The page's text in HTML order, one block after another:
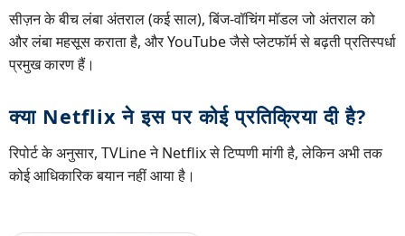
सीज़न के बीच लंबा अंतराल (कई साल), बिंज-वॉचिंग मॉडल जो अंतराल को
और लंबा महसूस कराता है, और YouTube जैसे प्लेटफॉर्म से बढ़ती प्रतिस्पर्धा
प्रमुख कारण हैं।
क्या Netflix ने इस पर कोई प्रतिक्रिया दी है?
रिपोर्ट के अनुसार, TVLine ने Netflix से टिप्पणी मांगी है, लेकिन अभी तक
कोई आधिकारिक बयान नहीं आया है।